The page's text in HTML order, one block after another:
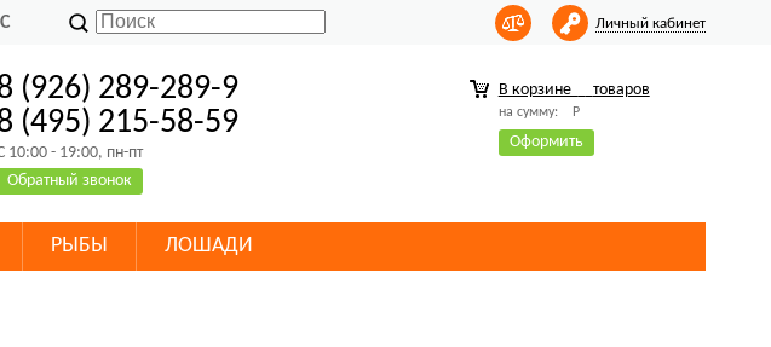
Личный кабинет
(926) 289-289-9
(495) 215-58-59
10:00 - 19:00, пн-пт
Обратный звонок
В корзине товаров
на сумму: Р
Оформить
РЫБЫ ЛОШАДИ